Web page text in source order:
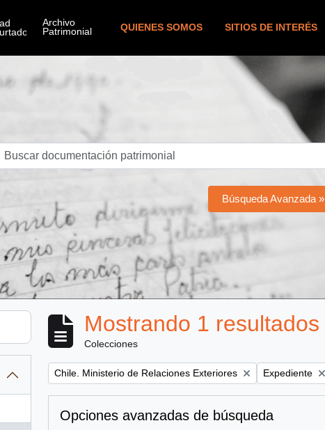
QUIENES SOMOS SITIOS DE INTERÉS
Búsqueda Avanzada »
Mostrando 1 resultados
Colecciones
Remove filter:
Chile. Ministerio de Relaciones Exteriores Remove filter:
Expediente
Opciones avanzadas de búsqueda